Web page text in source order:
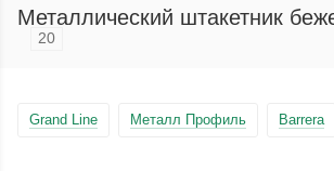
Металлический штакетник
20
Grand Line Металл Профиль Barrera